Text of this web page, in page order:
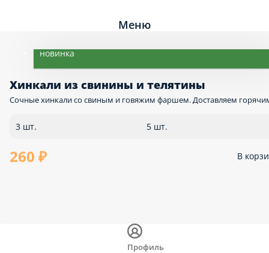
Меню
новинка
Хинкали из свинины и телятины
Сочные хинкали со свиным и говяжим фаршем. Доставляем
3 шт. 5 шт.
260 ₽ В
Профиль